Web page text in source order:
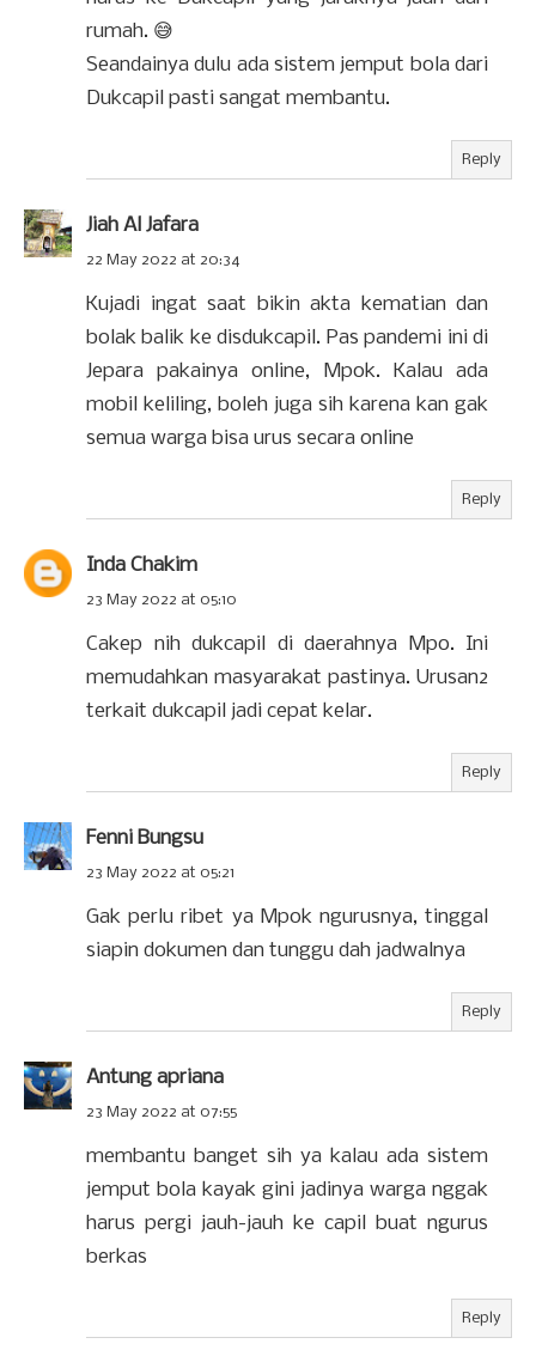
rumah. 😅
Seandainya dulu ada sistem jemput bola dari
Dukcapil pasti sangat membantu.
Reply
Jiah Al Jafara
22 May 2022 at 20:34
Kujadi ingat saat bikin akta kematian dan
bolak balik ke disdukcapil. Pas pandemi ini di
Jepara pakainya online, Mpok. Kalau ada
mobil keliling, boleh juga sih karena kan gak
semua warga bisa urus secara online
Reply
Inda Chakim
23 May 2022 at 05:10
Cakep nih dukcapil di daerahnya Mpo. Ini
memudahkan masyarakat pastinya. Urusan2
terkait dukcapil jadi cepat kelar.
Reply
Fenni Bungsu
23 May 2022 at 05:21
Gak perlu ribet ya Mpok ngurusnya, tinggal
siapin dokumen dan tunggu dah jadwalnya
Reply
Antung apriana
23 May 2022 at 07:55
membantu banget sih ya kalau ada sistem
jemput bola kayak gini jadinya warga nggak
harus pergi jauh-jauh ke capil buat ngurus
berkas
Reply